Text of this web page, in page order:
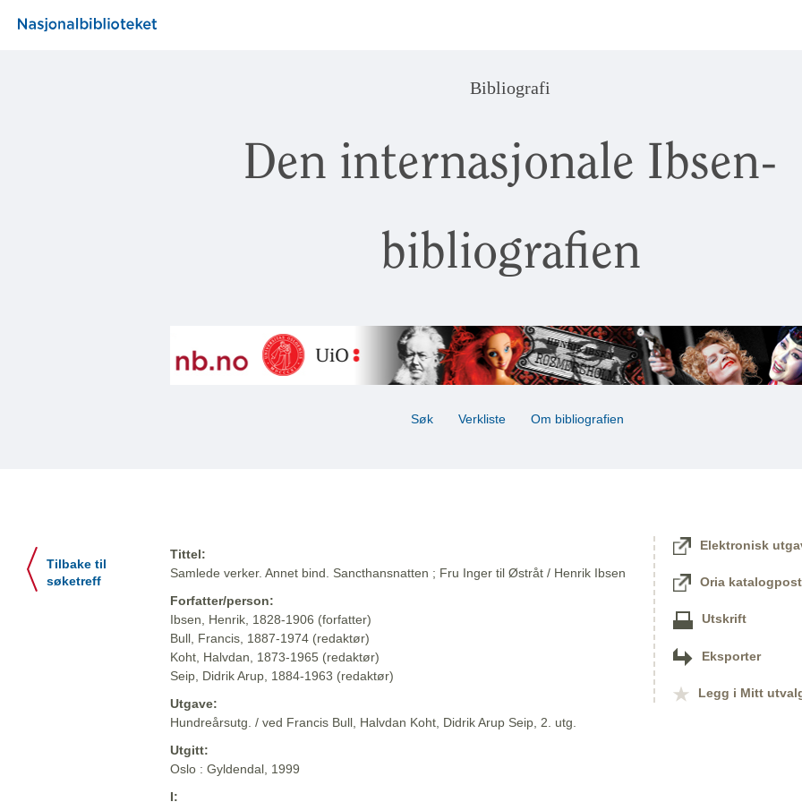
Bibliografi
Den internasjonale Ibsen-
bibliografien
Søk Verkliste Om bibliografien
Tilbake til
søketreff
Tittel:
Samlede verker. Annet bind. Sancthansnatten ; Fru Inger til Østråt / Henrik Ibsen
Forfatter/person:
Ibsen, Henrik, 1828-1906 (forfatter)
Bull, Francis, 1887-1974 (redaktør)
Koht, Halvdan, 1873-1965 (redaktør)
Seip, Didrik Arup, 1884-1963 (redaktør)
Utgave:
Hundreårsutg. / ved Francis Bull, Halvdan Koht, Didrik Arup Seip, 2. utg.
Utgitt:
Oslo : Gyldendal, 1999
I:
Elektronisk
Oria katalogpost
Utskrift
Eksporter
Legg i Mitt